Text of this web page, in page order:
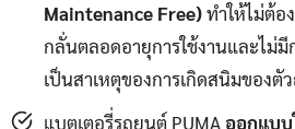
Maintenance Free)ทำให้ไม่ต้อ
กลั่นตลอดอายุการใช้งานและไม่มี
เป็นสาเหตุของการเกิดสนิมของตั
แบตเตอรี่รถยนต์ PUMAออกแบ